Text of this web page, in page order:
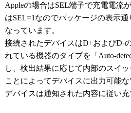
Appleの場合はSEL端子で充電電流
はSEL=1なのでパッケージの表示通
なっています。
接続されたデバイスはD+およびD-
れている機器のタイプを「Auto-
し、検出結果に応じて内部のスイ
ことによってデバイスに出力可能な
デバイスは通知された内容に従い充